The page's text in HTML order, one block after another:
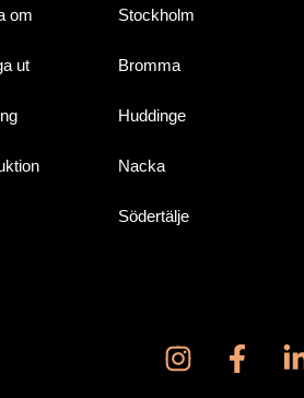
om
ut
Stockholm
Bromma
Huddinge
Nacka
Södertälje